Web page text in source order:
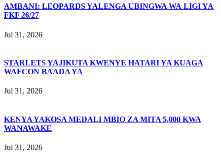
AMBANI: LEOPARDS YALENGA UBINGWA WA LIGI YA
FKF 26/27
Jul 31, 2026
STARLETS YAJIKUTA KWENYE HATARI YA KUAGA
WAFCON BAADA YA
Jul 31, 2026
KENYA YAKOSA MEDALI MBIO ZA MITA 5,000 KWA
WANAWAKE
Jul 31, 2026